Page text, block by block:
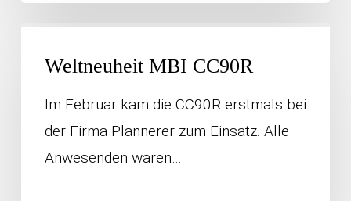
MBIWeltneuheit MBI CC90R
Im Februar kam die CC90R erstmals bei
der Firma Plannerer zum Einsatz. Alle
Anwesenden waren…